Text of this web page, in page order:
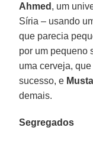
Ahmed , um
Síria – usando
que parecia
por um pequeno
uma cerveja,
sucesso, e
demais.
Segregados